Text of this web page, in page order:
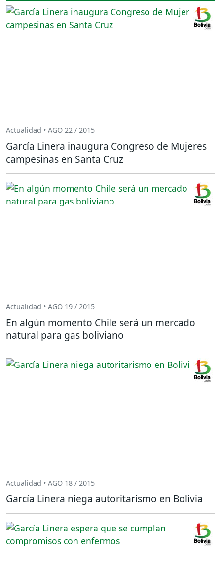
Actualidad • AGO 22 / 2015
García Linera inaugura Congreso de Mujeres
campesinas en Santa Cruz
Actualidad • AGO 19 / 2015
En algún momento Chile será un mercado
natural para gas boliviano
Actualidad • AGO 18 / 2015
García Linera niega autoritarismo en Bolivia